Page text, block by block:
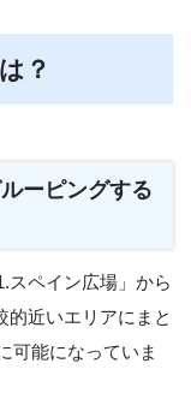
？
ーピングする
スペイン広場」から
的近いエリアにまと
可能になっていま